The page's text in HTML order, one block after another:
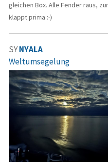
gleichen Box. Alle Fender raus,
klappt prima :-)
SYNYALA
Weltumsegelung